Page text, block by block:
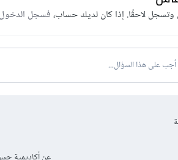
وتسجل لاحقًا. إذا كان لديك حساب،فسجل الدخول
أجب على هذا السؤال...